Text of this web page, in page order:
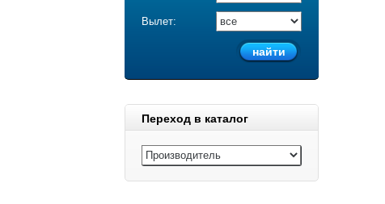
Вылет:
Переход в каталог